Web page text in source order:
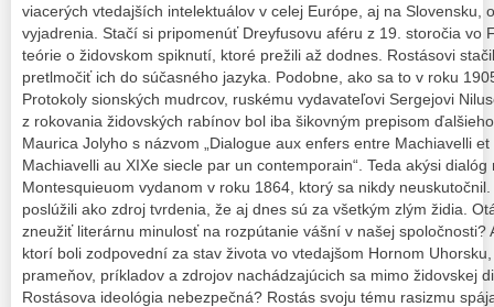
viacerých vtedajších intelektuálov v celej Európe, aj na Slovensku,
vyjadrenia. Stačí si pripomenúť Dreyfusovu aféru z 19. storočia vo
teórie o židovskom spiknutí, ktoré prežili až dodnes. Rostásovi
pretlmočiť ich do súčasného jazyka. Podobne, ako sa to v roku
Protokoly sionských mudrcov, ruskému vydavateľovi Sergejovi
z rokovania židovských rabínov bol iba šikovným prepisom
Maurica Jolyho s názvom „Dialogue aux enfers entre Machiavelli
Machiavelli au XIXe siecle par un contemporain“. Teda akýsi
Montesquieuom vydanom v roku 1864, ktorý sa nikdy
poslúžili ako zdroj tvrdenia, že aj dnes sú za všetkým zlým židia.
zneužiť literárnu minulosť na rozpútanie vášní v našej spoločnosti?
ktorí boli zodpovední za stav života vo vtedajšom Hornom
prameňov, príkladov a zdrojov nachádzajúcich sa mimo židovskej
Rostásova ideológia nebezpečná? Rostás svoju tému rasizmu